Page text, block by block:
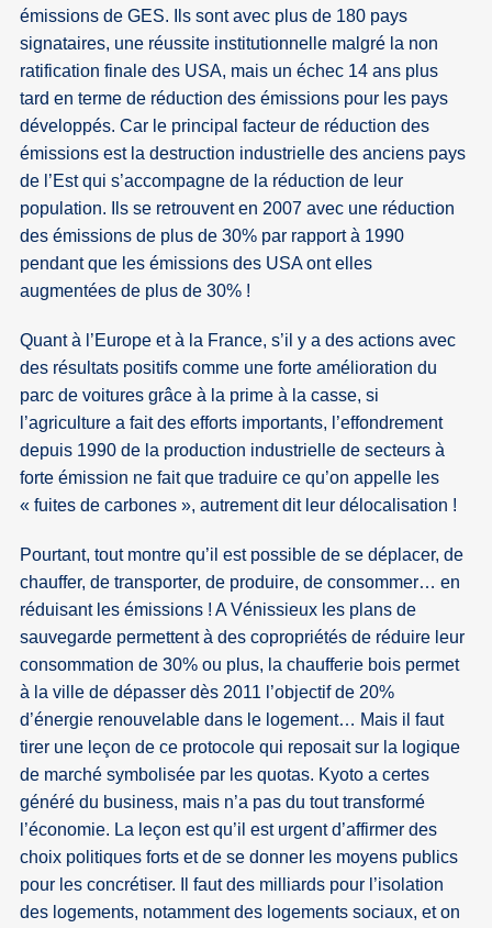
émissions de GES. Ils sont avec plus de 180 pays
signataires, une réussite institutionnelle malgré la non
ratification finale des USA, mais un échec 14 ans plus
tard en terme de réduction des émissions pour les pays
développés. Car le principal facteur de réduction des
émissions est la destruction industrielle des anciens pays
de l’Est qui s’accompagne de la réduction de leur
population. Ils se retrouvent en 2007 avec une réduction
des émissions de plus de 30% par rapport à 1990
pendant que les émissions des USA ont elles
augmentées de plus de 30% !
Quant à l’Europe et à la France, s’il y a des actions avec
des résultats positifs comme une forte amélioration du
parc de voitures grâce à la prime à la casse, si
l’agriculture a fait des efforts importants, l’effondrement
depuis 1990 de la production industrielle de secteurs à
forte émission ne fait que traduire ce qu’on appelle les
« fuites de carbones », autrement dit leur délocalisation !
Pourtant, tout montre qu’il est possible de se déplacer, de
chauffer, de transporter, de produire, de consommer… en
réduisant les émissions ! A Vénissieux les plans de
sauvegarde permettent à des copropriétés de réduire leur
consommation de 30% ou plus, la chaufferie bois permet
à la ville de dépasser dès 2011 l’objectif de 20%
d’énergie renouvelable dans le logement… Mais il faut
tirer une leçon de ce protocole qui reposait sur la logique
de marché symbolisée par les quotas. Kyoto a certes
généré du business, mais n’a pas du tout transformé
l’économie. La leçon est qu’il est urgent d’affirmer des
choix politiques forts et de se donner les moyens publics
pour les concrétiser. Il faut des milliards pour l’isolation
des logements, notamment des logements sociaux, et on